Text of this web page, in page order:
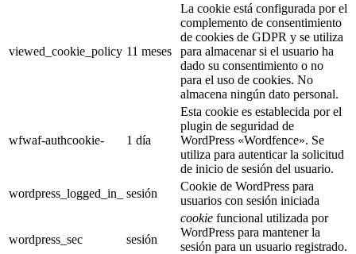
viewed_cookie_policy 11 meses
La cookie está configurada por el
complemento de consentimiento
de cookies de GDPR y se utiliza
para almacenar si el usuario ha
dado su consentimiento o no
para el uso de cookies. No
almacena ningún dato personal.
wfwaf-authcookie- 1 día
Esta cookie es establecida por el
plugin de seguridad de
WordPress «Wordfence». Se
utiliza para autenticar la solicitud
de inicio de sesión del usuario.
wordpress_logged_in_
sesión
Cookie de WordPress para
usuarios con sesión iniciada
wordpress_sec sesión
cookie funcional utilizada por
WordPress para mantener la
sesión para un usuario registrado.